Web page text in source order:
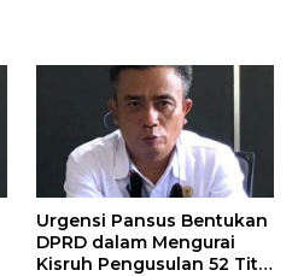
Urgensi Pansus Bentukan
DPRD dalam Mengurai
Kisruh Pengusulan 52 Titik